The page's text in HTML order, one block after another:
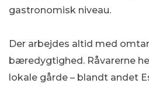
gastronomisk niveau.
Der arbejdes altid med
bæredygtighed. Råvarerne
lokale gårde – blandt andet